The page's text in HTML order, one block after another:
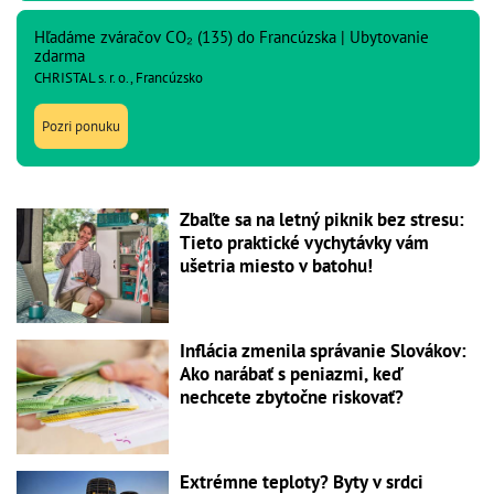
Hľadáme zváračov CO₂ (135) do Francúzska | Ubytovanie
zdarma
CHRISTAL s. r. o., Francúzsko
Pozri ponuku
Zbaľte sa na letný piknik bez stresu:
Tieto praktické vychytávky vám
ušetria miesto v batohu!
Inflácia zmenila správanie Slovákov:
Ako narábať s peniazmi, keď
nechcete zbytočne riskovať?
Extrémne teploty? Byty v srdci